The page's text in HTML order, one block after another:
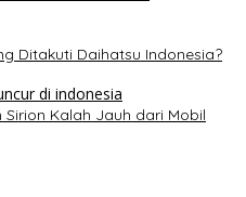
Ditakuti Daihatsu Indonesia?
Kalah Jauh dari Mobil